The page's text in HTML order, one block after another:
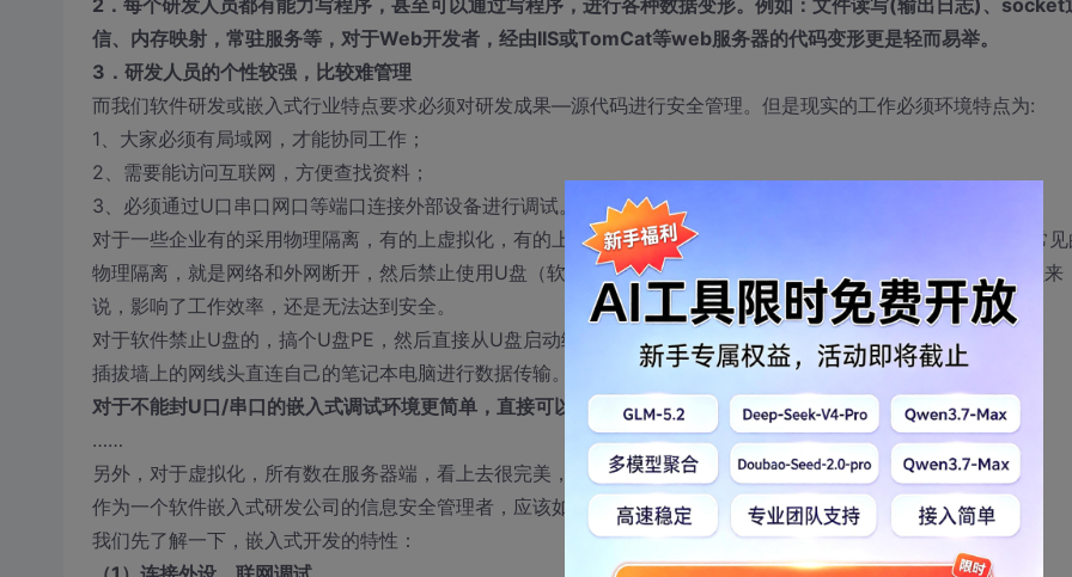
2．每个研发人员都有能力写程序，甚至可以通过写程序，进行各种数据变形。例如：文件读写(输出日志)、socket
信、内存映射，常驻服务等，对于Web开发者，经由IIS或TomCat等web服务器的代码变形更是轻而易举。
3．研发人员的个性较强，比较难管理
而我们软件研发或嵌入式行业特点要求必须对研发成果—源代码进行安全管理。但是现实的工作必须环境特点为:
1、大家必须有局域网，才能协同工作；
2、需要能访问互联网，方便查找资料；
3、必须通过U口串口网口等端口连接外部设备进行调试。
对于一些企业有的采用物理隔离，有的上虚拟化，有的上文档级加密软件，监控软件基本上都是形同虚设。例如常见
物理隔离，就是网络和外网断开，然后禁止使用U盘（软件或机箱），看上起很美好，但是对于懂电脑的研发人员来
说，影响了工作效率，还是无法达到安全。
对于软件禁止U盘的，搞个U盘PE，然后直接从U盘启动绕开操作系统的管控做任何事。
插拔墙上的网线头直连自己的笔记本电脑进行数据传输。
对于不能封U口/串口的嵌入式调试环境更简单，直接可以把数据通过U口串口写出来。
……
另外，对于虚拟化，所有数在服务器端，看上去很完美，但是只要外网可用，外设可用，基本上没什么安全可言。
作为一个软件嵌入式研发公司的信息安全管理者，应该如何呢？
我们先了解一下，嵌入式开发的特性：